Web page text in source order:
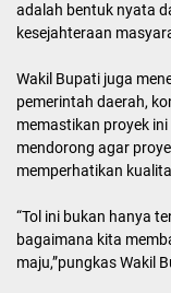
adalah bentuk nyata
kesejahteraan
Wakil Bupati juga
pemerintah daerah,
memastikan proyek
mendorong agar
memperhatikan
“Tol ini bukan hanya
bagaimana kita
maju,”pungkas Wakil